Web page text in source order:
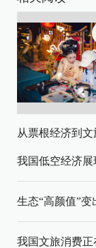
我国低空经济
生态“高颜值”变
我国文旅消费正